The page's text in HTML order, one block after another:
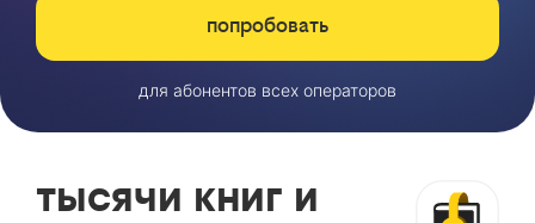
попробовать
для абонентов всех операторов
тысячи книг и